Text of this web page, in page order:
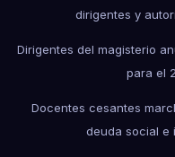
dirigentes y
Dirigentes del magisterio
para el
Docentes cesantes
deuda social e